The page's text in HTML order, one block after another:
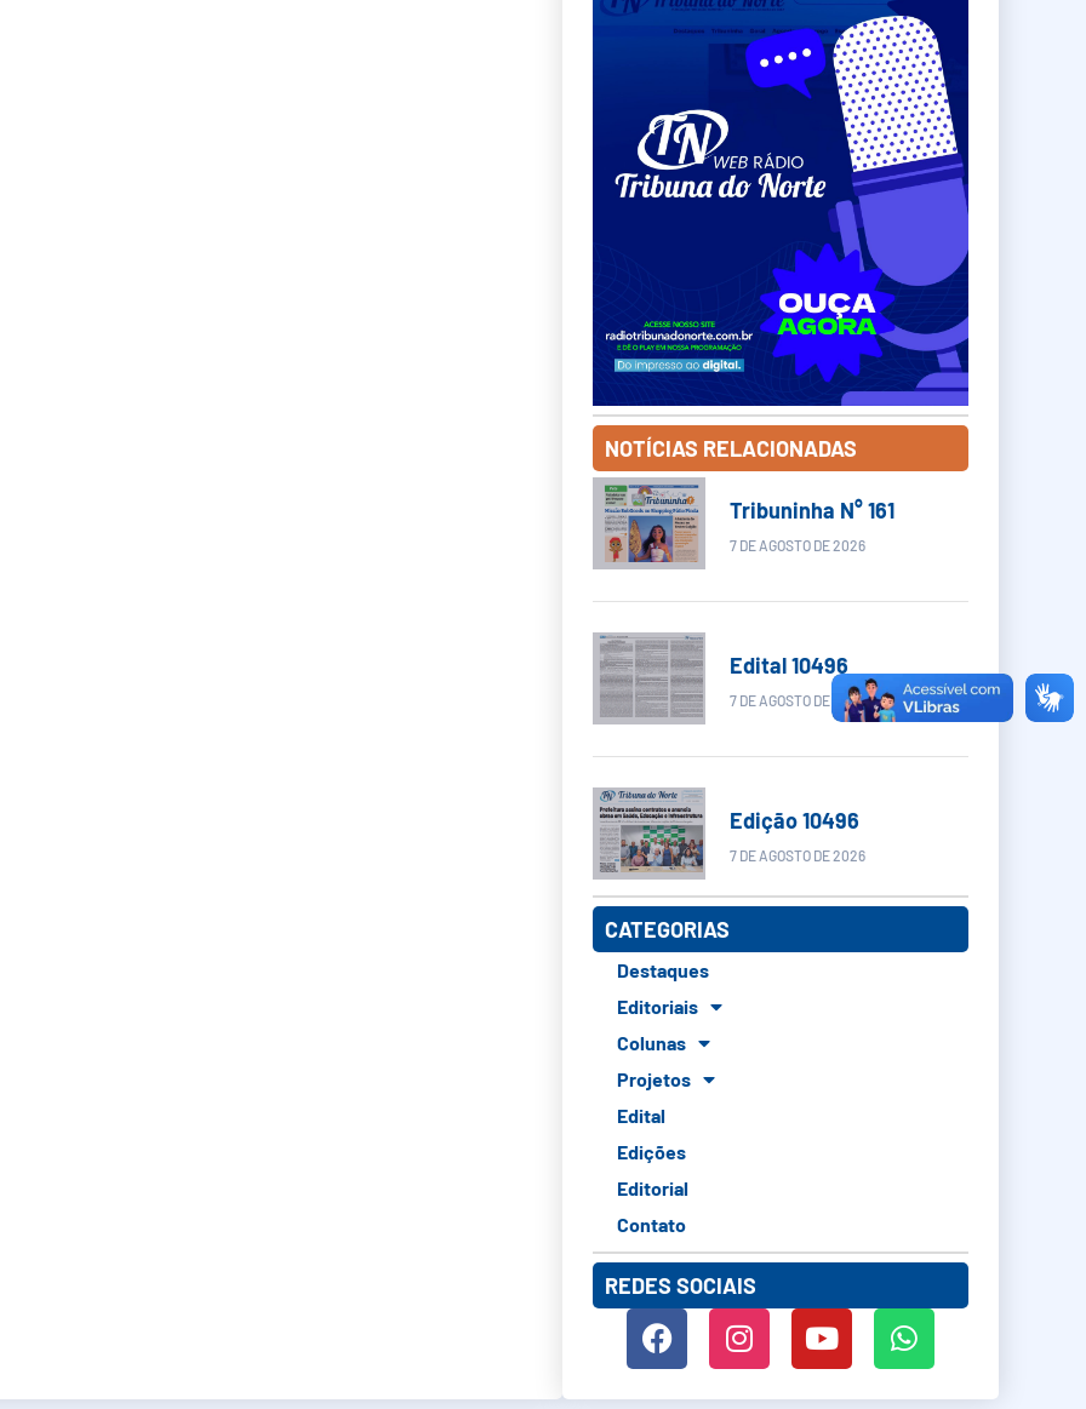
NOTÍCIAS RELACIONADAS
Tribuninha N° 161
7 DE AGOSTO DE 2026
Edital 10496
7 DE AGOSTO DE 2026
Edição 10496
7 DE AGOSTO DE 2026
CATEGORIAS
Destaques
Editoriais
Colunas
Projetos
Edital
Edições
Editorial
Contato
REDES SOCIAIS